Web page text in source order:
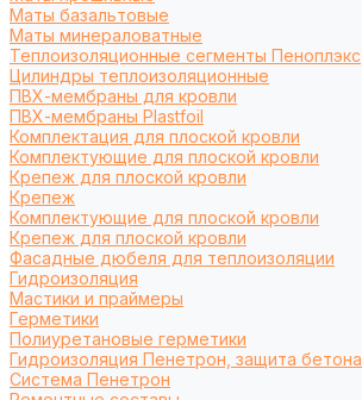
Маты базальтовые
Маты минераловатные
Теплоизоляционные сегменты Пеноплэкс
Цилиндры теплоизоляционные
ПВХ-мембраны для кровли
ПВХ-мембраны Plastfoil
Комплектация для плоской кровли
Комплектующие для плоской кровли
Крепеж для плоской кровли
Крепеж
Комплектующие для плоской кровли
Крепеж для плоской кровли
Фасадные дюбеля для теплоизоляции
Гидроизоляция
Мастики и праймеры
Герметики
Полиуретановые герметики
Гидроизоляция Пенетрон, защита бетона
Система Пенетрон